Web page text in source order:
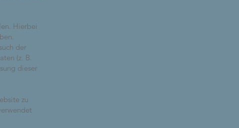
Hierbei
der
(z. B.
dieser
zu